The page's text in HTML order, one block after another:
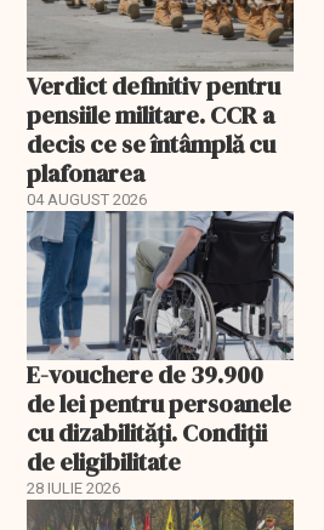
Verdict definitiv pentru
pensiile militare. CCR a
decis ce se întâmplă cu
plafonarea
04 AUGUST 2026
E-vouchere de 39.900
de lei pentru persoanele
cu dizabilități. Condiții
de eligibilitate
28 IULIE 2026